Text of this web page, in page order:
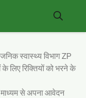
स्वास्थ्य विभाग ZP
रिक्तियों को भरने के
से अपना आवेदन